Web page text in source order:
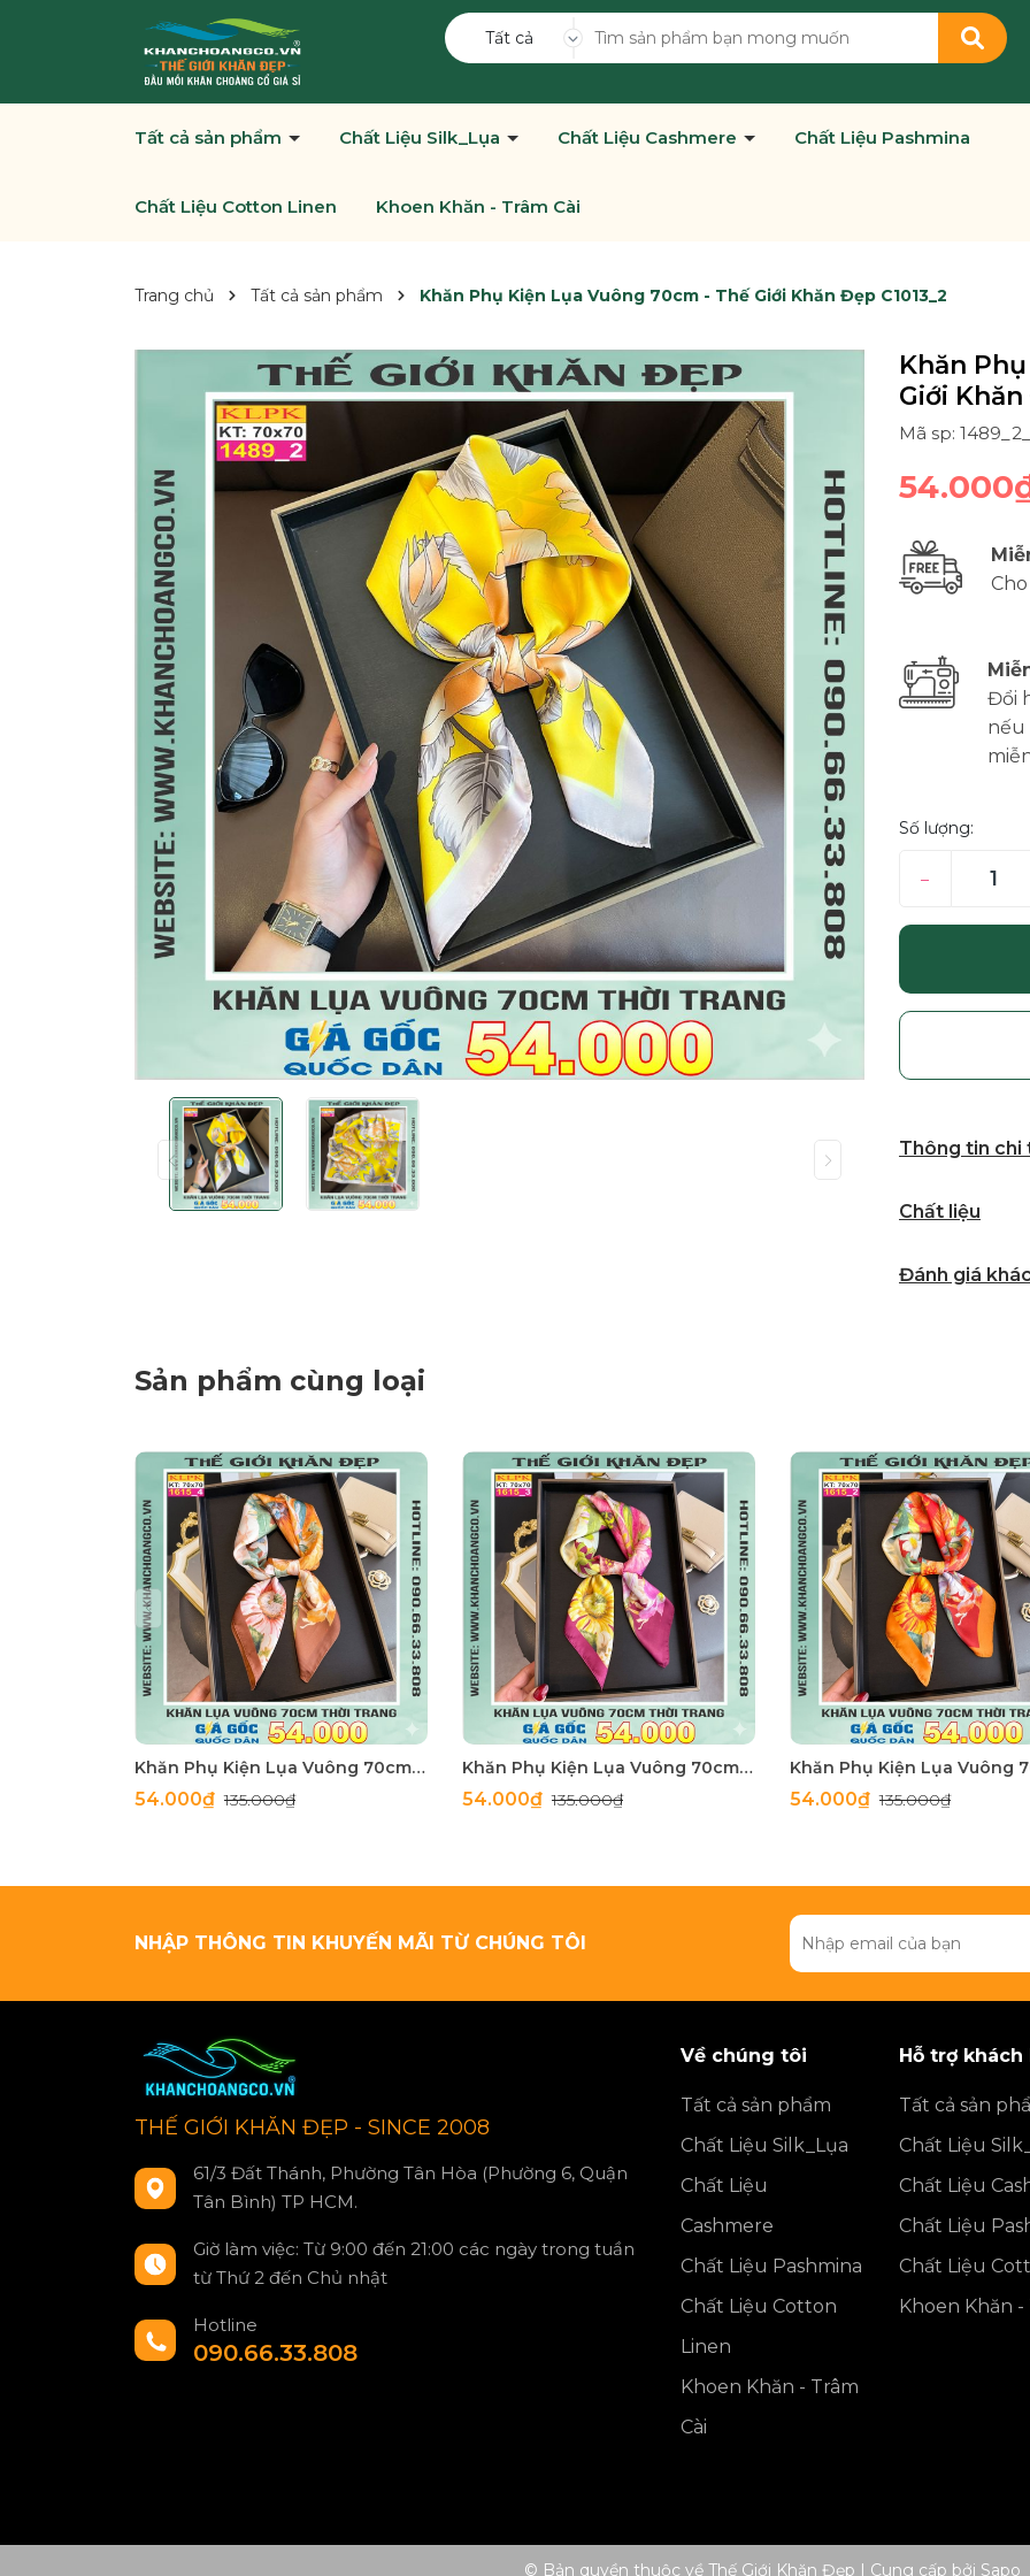
Tất cả
Tất cả sản phẩm Chất Liệu Silk_Lụa Chất Liệu Cashmere Chất Liệu Pashmina
Chất Liệu Cotton Linen Khoen Khăn - Trâm Cài
Trang chủ Tất cả sản phẩm Khăn Phụ Kiện Lụa Vuông 70cm - Thế Giới Khăn Đẹp C1013_2
Khăn
Giới Khăn
Mã sp:
Đổi
nếu
Số lượng:
–
Thông tin chi
Chất liệu
Đánh giá
Sản phẩm cùng loại
Khăn Phụ Kiện Lụa Vuông 70cm - Thế Giới Khăn Đẹp C1062_4
54.000₫135.000₫
Khăn Phụ Kiện Lụa Vuông 70cm - Thế Giới Khăn Đẹp C1062_3
54.000₫135.000₫ 54.000₫135.000₫
NHẬP THÔNG TIN KHUYẾN MÃI TỪ CHÚNG TÔI
THẾ GIỚI KHĂN ĐẸP - SINCE 2008
61/3 Đất Thánh, Phường Tân Hòa (Phường 6, Quận
Tân Bình) TP HCM.
Giờ làm việc: Từ 9:00 đến 21:00 các ngày trong tuần
từ Thứ 2 đến Chủ nhật
Hotline
090.66.33.808
Về chúng tôi
Tất cả sản phẩm
Chất Liệu Silk_Lụa
Chất Liệu
Cashmere
Chất Liệu Pashmina
Chất Liệu Cotton
Linen
Khoen Khăn - Trâm
Cài
Hỗ trợ khách
Tất cả sản
Chất Liệu
Chất Liệu
Chất Liệu
Chất Liệu
Khoen Khăn -
© Bản quyền thuộc về Thế Giới Khăn Đẹp | Cung cấp bởi Sapo